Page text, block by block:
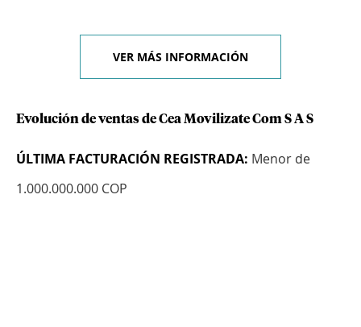
VER MÁS INFORMACIÓN
Evolución de ventas de Cea Movilizate Com S A S
ÚLTIMA FACTURACIÓN REGISTRADA: Menor de
1.000.000.000 COP